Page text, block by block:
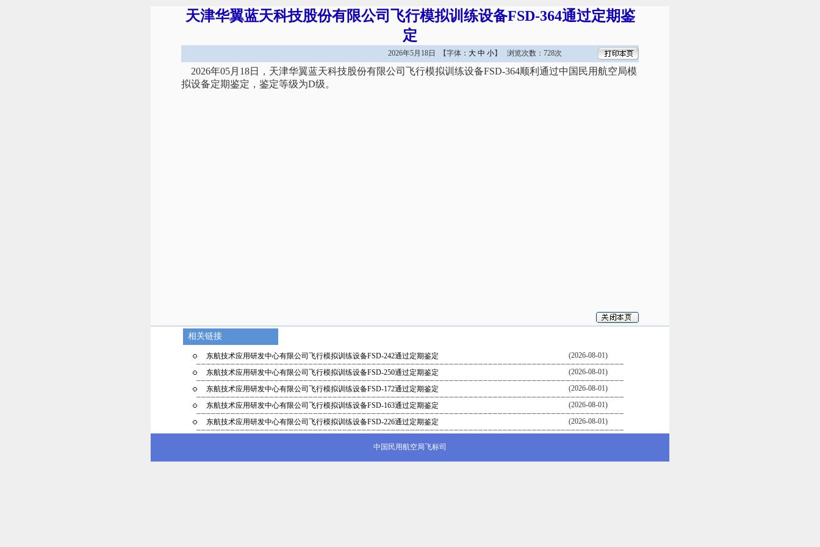
天津华翼蓝天科技股份有限公司飞行模拟训练设备FSD-364通过定期鉴
定
2026年5月18日 【字体： 大 中 小】 浏览次数：728次
2026年05月18日，天津华翼蓝天科技股份有限公司飞行模拟训练设备FSD-364顺利通过中国民用航空局模
拟设备定期鉴定，鉴定等级为D级。
相关链接
东航技术应用研发中心有限公司飞行模拟训练设备FSD-242通过定期鉴定
(2026-08-01)
东航技术应用研发中心有限公司飞行模拟训练设备FSD-250通过定期鉴定
(2026-08-01)
东航技术应用研发中心有限公司飞行模拟训练设备FSD-172通过定期鉴定
(2026-08-01)
东航技术应用研发中心有限公司飞行模拟训练设备FSD-163通过定期鉴定
(2026-08-01)
东航技术应用研发中心有限公司飞行模拟训练设备FSD-226通过定期鉴定
(2026-08-01)
中国民用航空局飞标司